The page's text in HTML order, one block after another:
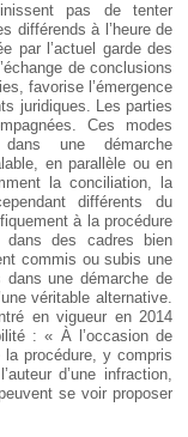
pas de tenter
différends à l’heure de
par l’actuel garde des
de conclusions
favorise l’émergence
juridiques. Les parties
Ces modes
dans une démarche
en parallèle ou en
la conciliation, la
différents du
à la procédure
dans des cadres bien
commis ou subis une
dans une démarche de
véritable alternative.
en vigueur en 2014
: « À l’occasion de
procédure, y compris
d’une infraction,
se voir proposer